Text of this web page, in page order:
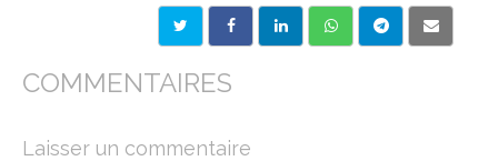
COMMENTAIRES
Laisser un commentaire